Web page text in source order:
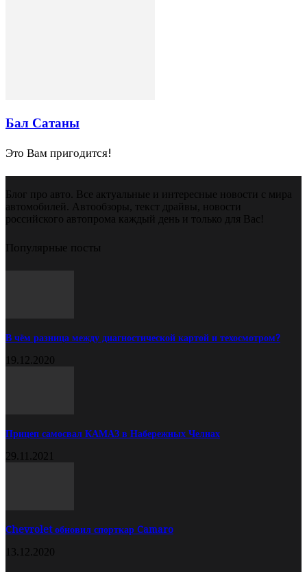
Бал Сатаны
Это Вам пригодится!
Блог про авто. Все актуальные и интересные новости с мира
автомобилей. Автообзоры, текст драйвы, новости
российского автопрома каждый день и только для Вас!
Популярные посты
В чём разница между диагностической картой и техосмотром?
19.12.2020
Прицеп самосвал КАМАЗ в Набережных Челнах
29.11.2021
Chevrolet обновил спорткар Camaro
13.12.2020